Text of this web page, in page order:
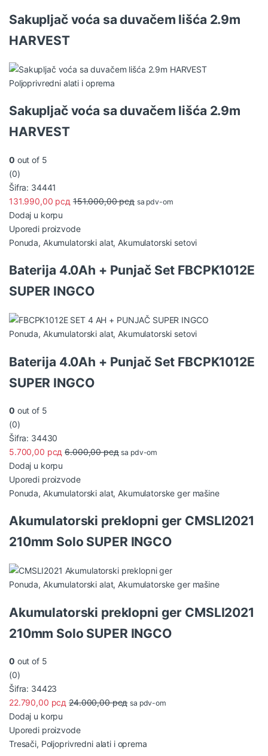
Sakupljač voća sa duvačem lišća 2.9m
HARVEST
Poljoprivredni alati i oprema
Sakupljač voća sa duvačem lišća 2.9m
HARVEST
0 out of 5
(0)
Šifra: 34441
131.990,00 рсд 151.000,00рсд sa pdv-om
Dodaj u korpu
Uporedi proizvode
Ponuda, Akumulatorski alat, Akumulatorski setovi
Baterija 4.0Ah + Punjač Set FBCPK1012E
SUPER INGCO
Ponuda, Akumulatorski alat, Akumulatorski setovi
Baterija 4.0Ah + Punjač Set FBCPK1012E
SUPER INGCO
0 out of 5
(0)
Šifra: 34430
5.700,00 рсд 6.000,00рсд sa pdv-om
Dodaj u korpu
Uporedi proizvode
Ponuda, Akumulatorski alat, Akumulatorske ger mašine
Akumulatorski preklopni ger CMSLI2021
210mm Solo SUPER INGCO
Ponuda, Akumulatorski alat,Akumulatorske ger mašine
Akumulatorski preklopni ger CMSLI2021
210mm Solo SUPER INGCO
0 out of 5
(0)
Šifra: 34423
22.790,00 рсд 24.000,00рсд sa pdv-om
Dodaj u korpu
Uporedi proizvode
Tresači, Poljoprivredni alati i oprema